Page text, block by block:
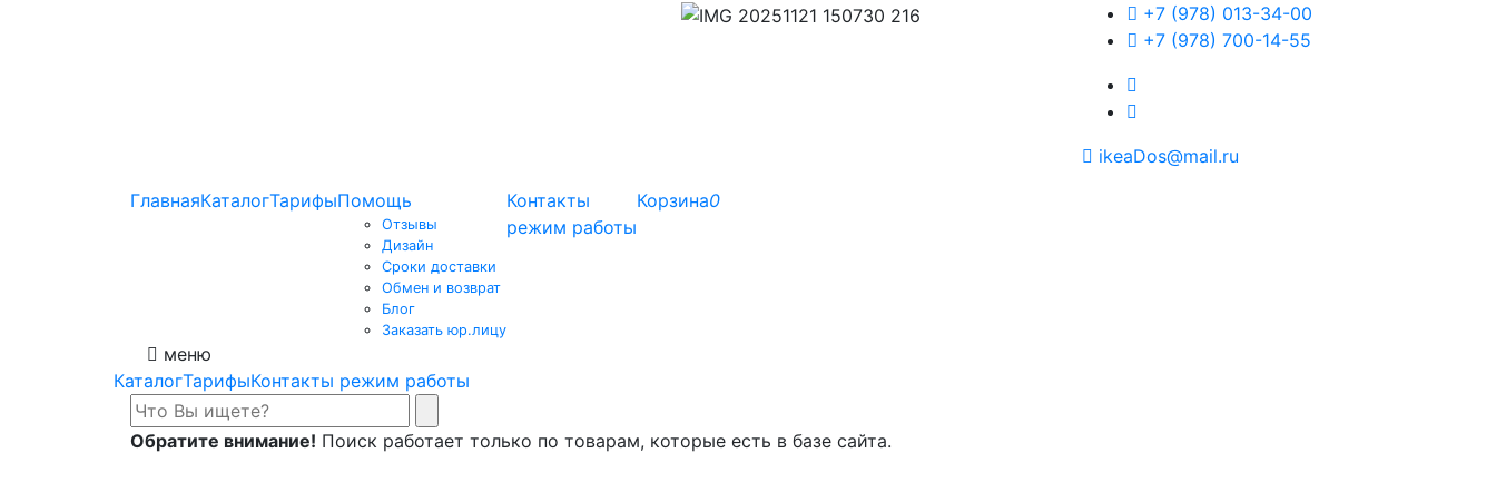
+7 (978) 013-34-00
+7 (978) 700-14-55
ikeaDos@mail.ru
ГлавнаяКаталогТарифыПомощь
Отзывы
Дизайн
Сроки доставки
Обмен и возврат
Блог
Заказать юр.лицу
Контакты
режим работы
Корзина0
меню
КаталогТарифыКонтакты режим работы
Обратите внимание! Поиск работает только по товарам, которые есть в базе сайта.